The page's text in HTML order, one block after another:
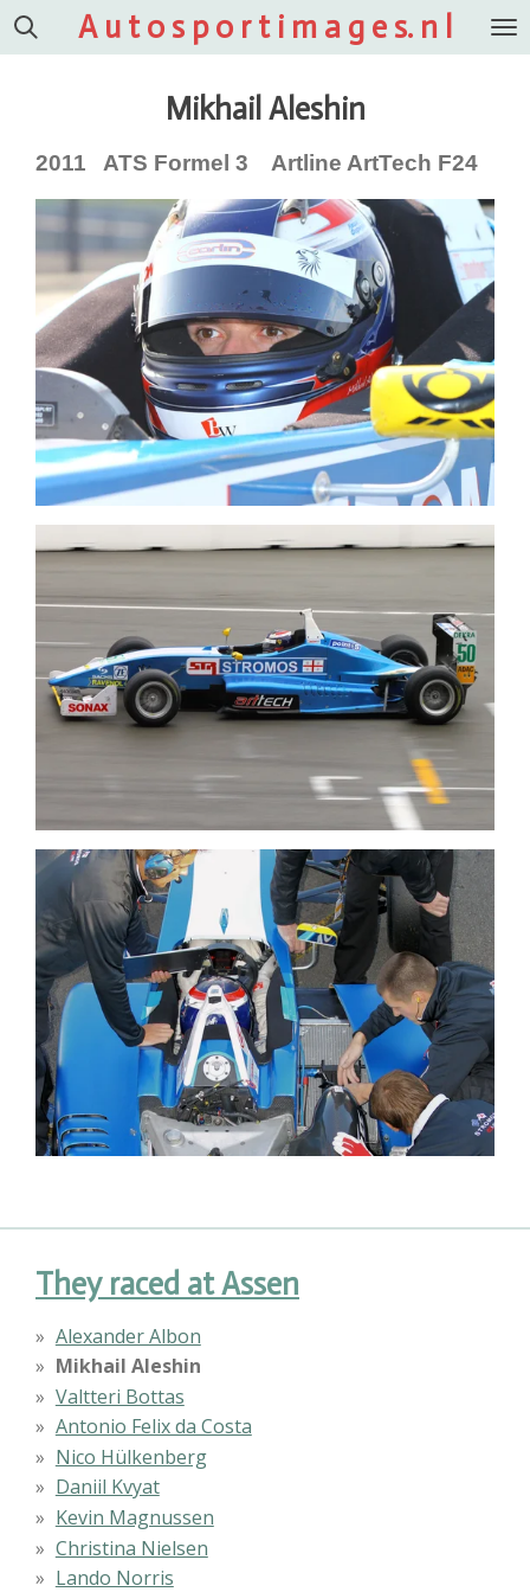
Ga
direct
A u t o s p o r t i m a g e s. n l
Mikhail Aleshin
2011 ATS Formel 3 Artline ArtTech F24
They raced at Assen
Alexander Albon
Mikhail Aleshin
Valtteri Bottas
Antonio Felix da Costa
Nico Hülkenberg
Daniil Kvyat
Kevin Magnussen
Christina Nielsen
Lando Norris